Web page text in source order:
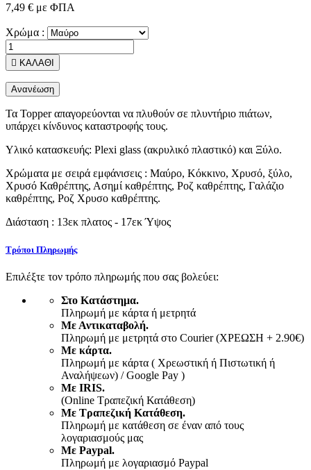
7,49 € με ΦΠΑ
Χρώμα :
 ΚΑΛΑΘΙ
Τα Topper απαγορεύονται να πλυθούν σε πλυντήριο πιάτων,
υπάρχει κίνδυνος καταστροφής τους.
Υλικό κατασκευής: Plexi glass (ακρυλικό πλαστικό) και Ξύλο.
Χρώματα με σειρά εμφάνισεις : Μαύρο, Κόκκινο, Χρυσό, ξύλο,
Χρυσό Καθρέπτης, Ασημί καθρέπτης, Ροζ καθρέπτης, Γαλάζιο
καθρέπτης, Ροζ Χρυσο καθρέπτης.
Διάσταση : 13εκ πλατος - 17εκ Ύψος
Τρόποι Πληρωμής
Επιλέξτε τον τρόπο πληρωμής που σας βολεύει:
Στο Κατάστημα.
Πληρωμή με κάρτα ή μετρητά
Με Αντικαταβολή.
Πληρωμή με μετρητά στο Courier (ΧΡΕΩΣΗ + 2.90€)
Με κάρτα.
Πληρωμή με κάρτα ( Χρεωστική ή Πιστωτική ή
Αναλήψεων) / Google Pay )
Με IRIS.
(Online Τραπεζική Κατάθεση)
Με Τραπεζική Κατάθεση.
Πληρωμή με κατάθεση σε έναν από τους
λογαριασμούς μας
Με Paypal.
Πληρωμή με λογαριασμό Paypal